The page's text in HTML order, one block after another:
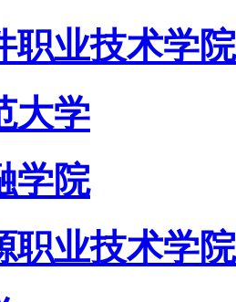
职业技术学院
大学
学院
职业技术学院